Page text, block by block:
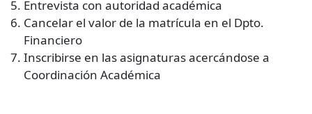
Entrevista con autoridad académica
Cancelar el valor de la matrícula en el Dpto.
Financiero
Inscribirse en las asignaturas acercándose a
Coordinación Académica